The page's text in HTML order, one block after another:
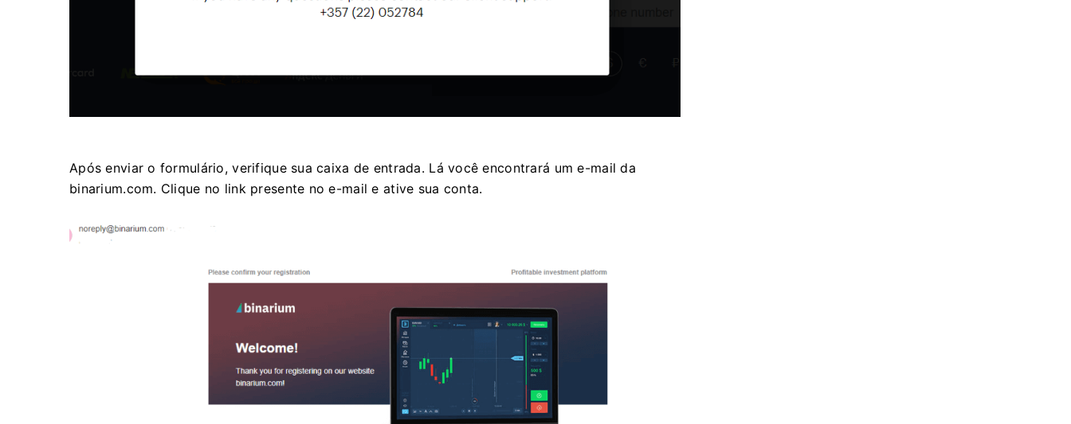
Após enviar o formulário, verifique sua caixa de entrada. Lá você encontrará um e-mail da
binarium.com. Clique no link presente no e-mail e ative sua conta.